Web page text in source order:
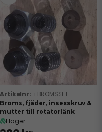
+BROMSSET
Broms, fjäder, insexskruv &
mutter till rotatorlänk
I lager